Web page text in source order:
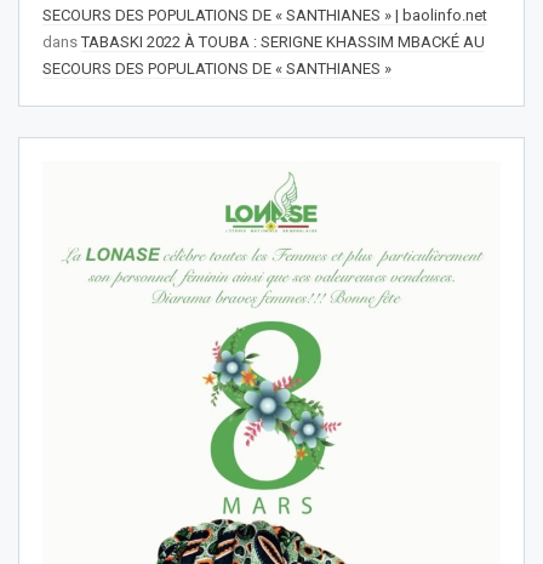
SECOURS DES POPULATIONS DE « SANTHIANES » | baolinfo.net
dansTABASKI 2022 À TOUBA : SERIGNE KHASSIM MBACKÉ AU
SECOURS DES POPULATIONS DE « SANTHIANES »